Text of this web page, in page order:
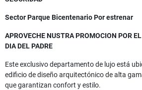
Sector Parque Bicentenario Por estrenar
APROVECHE NUSTRA PROMOCION POR
DIA DEL PADRE
Este exclusivo departamento de lujo está
edificio de diseño arquitectónico de alta
que garantizan confort y estilo.